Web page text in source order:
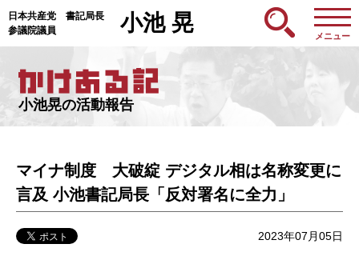
日本共産党 書記局長
参議院議員
小池 晃
メニュー
小池晃の活動報告
マイナ制度 大破綻 デジタル相は名称変更に
言及 小池書記局長「反対署名に全力」
2023年07月05日